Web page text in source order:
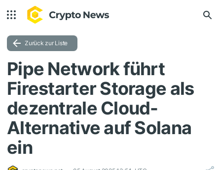
Zurück zur Liste
Pipe Network führt
Firestarter Storage als
dezentrale Cloud-
Alternative auf Solana
ein